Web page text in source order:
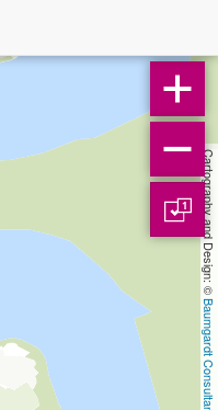
Cartography and Design: ©
Baumgardt Consultants GbR
1